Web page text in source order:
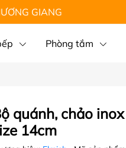
GIANG
Phòng tắm
quánh, chảo
14cm